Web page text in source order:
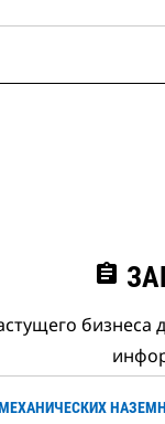
assignment
бизнеса
МЕХАНИЧЕСКИХ